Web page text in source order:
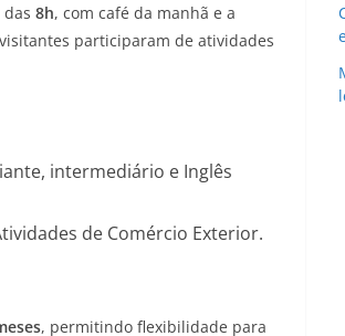
8h, com café da manhã e a
participaram de atividades
intermediário e Inglês
de Comércio Exterior.
, permitindo flexibilidade para